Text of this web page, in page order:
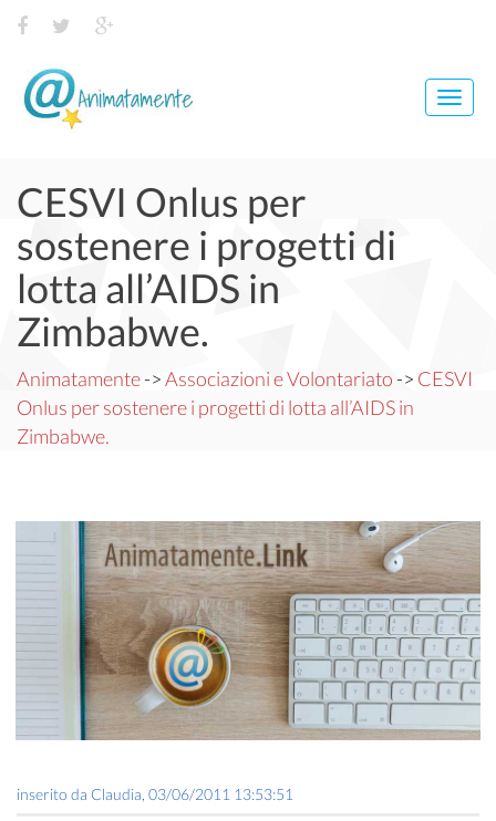
CESVI Onlus per
sostenere i progetti di
lotta all’AIDS in
Zimbabwe.
Animatamente->Associazioni e Volontariato -> CESVI
Onlus per sostenere i progetti di lotta all’AIDS in
Zimbabwe.
inserito da Claudia 03/06/2011 13:53:51